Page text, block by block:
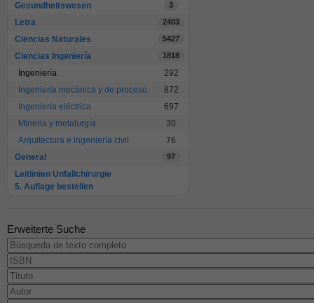
Gesundheitswesen 3
Letra 2403
Ciencias Naturales 5427
Ciencias Ingeniería 1818
Ingeniería
292
Ingeniería mecánica y de proceso
872
Ingeniería eléctrica
697
Mineria y metalurgía
30
Arquitectura e ingeniería civil
76
General
97
Leitlinien Unfallchirurgie
5. Auflage bestellen
Erweiterte Suche